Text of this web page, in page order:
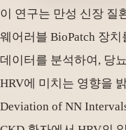
이 연구는 만성 신장 질
웨어러블 BioPatch 장
데이터를 분석하여, 당
HRV에 미치는 영향을
Deviation of NN